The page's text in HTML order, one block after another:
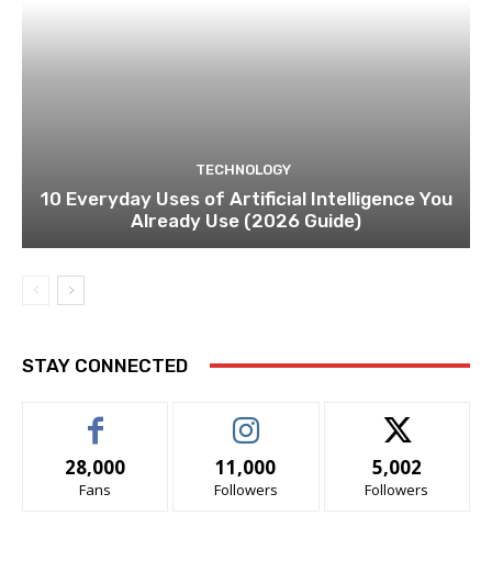
TECHNOLOGY
10 Everyday Uses of Artificial Intelligence You
Already Use (2026 Guide)
STAY CONNECTED
28,000
Fans
11,000
Followers
5,002
Followers